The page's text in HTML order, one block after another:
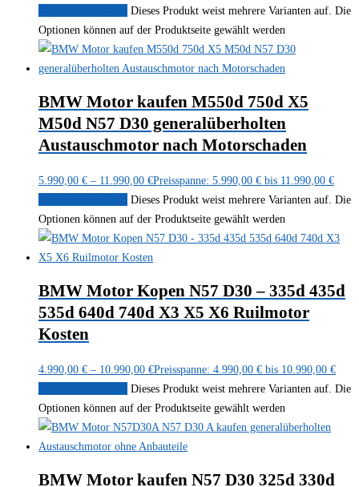
Dieses Produkt weist mehrere Varianten auf. Die
Optionen können auf der Produktseite gewählt werden
BMW Motor kaufen M550d 750d X5
M50d N57 D30 generalüberholten
Austauschmotor nach Motorschaden
5.990,00 € – 11.990,00 €Preisspanne: 5.990,00 € bis 11.990,00 €
Dieses Produkt weist mehrere Varianten auf. Die
Optionen können auf der Produktseite gewählt werden
BMW Motor Kopen N57 D30 – 335d 435d
535d 640d 740d X3 X5 X6 Ruilmotor
Kosten
4.990,00 € – 10.990,00 €Preisspanne: 4.990,00 € bis 10.990,00 €
Dieses Produkt weist mehrere Varianten auf. Die
Optionen können auf der Produktseite gewählt werden
BMW Motor kaufen N57 D30 325d 330d